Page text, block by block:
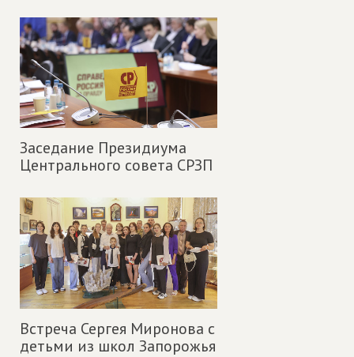
Заседание Президиума
Центрального совета СРЗП
Встреча Сергея Миронова с
детьми из школ Запорожья